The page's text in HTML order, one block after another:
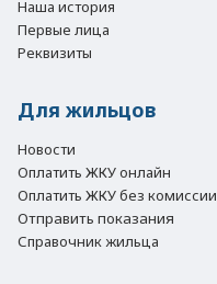
Наша история
Первые лица
Реквизиты
Для жильцов
Новости
Оплатить ЖКУ онлайн
Оплатить ЖКУ без комиссии
Отправить показания
Справочник жильца